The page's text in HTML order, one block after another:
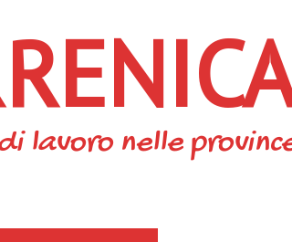
lavoro nelle